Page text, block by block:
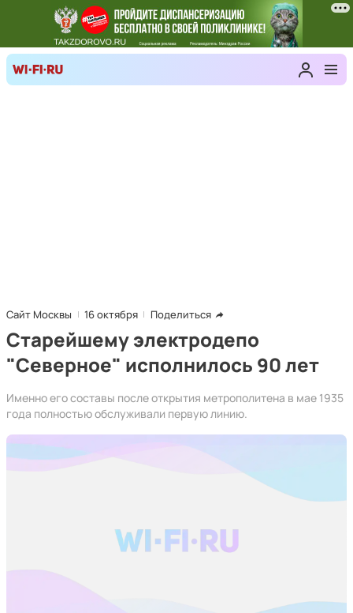
Сайт Москвы 16 октября Поделиться
Старейшему электродепо
"Северное" исполнилось 90 лет
Именно его составы после открытия метрополитена в мае 1935
года полностью обслуживали первую линию.